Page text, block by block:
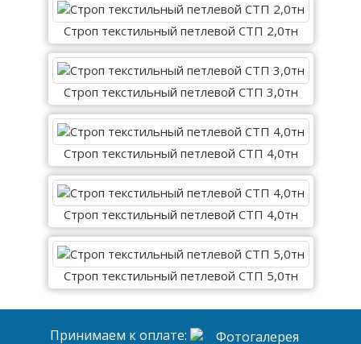
Строп текстильный петлевой СТП 2,0тн
Строп текстильный петлевой СТП 3,0тн
Строп текстильный петлевой СТП 4,0тн
Строп текстильный петлевой СТП 4,0тн
Строп текстильный петлевой СТП 5,0тн
Принимаем к оплате: